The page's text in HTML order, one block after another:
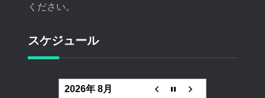
ください。
スケジュール
2026年 8月